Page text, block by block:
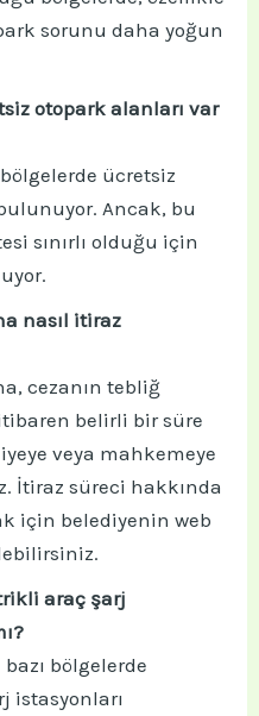
sorunu daha yoğun
otopark alanları var
bölgelerde ücretsiz
Ancak, bu
sınırlı olduğu için
nasıl itiraz
cezanın tebliğ
belirli bir süre
veya mahkemeye
İtiraz süreci hakkında
için belediyenin web
araç şarj
bazı bölgelerde
istasyonları